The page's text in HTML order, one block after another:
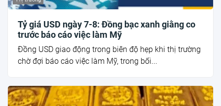
Tỷ giá USD ngày 7-8: Đồng bạc xanh giằng co
trước báo cáo việc làm Mỹ
Đồng USD giao động trong biên độ hẹp khi thị trường
chờ đợi báo cáo việc làm Mỹ, trong bối...